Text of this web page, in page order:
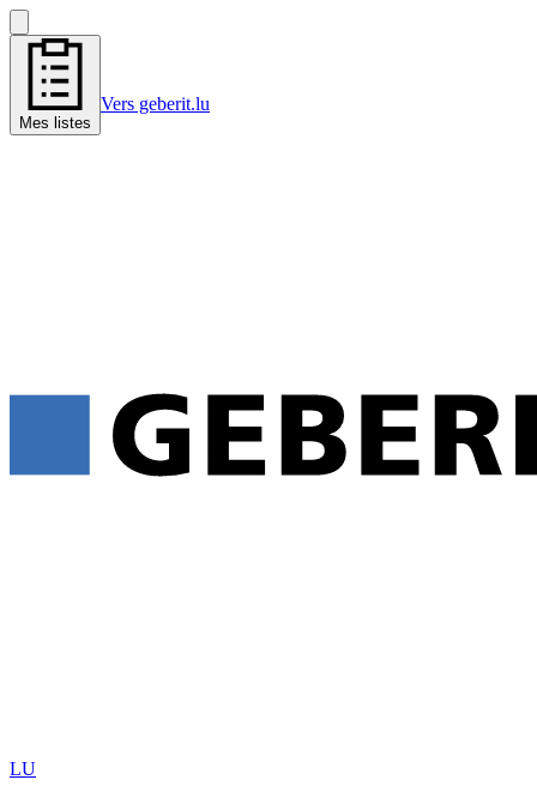
Mes listes
Vers geberit.lu
LU